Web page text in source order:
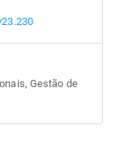
Gestão de